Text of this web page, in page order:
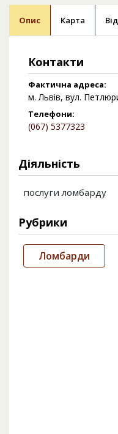
Опис Карта
Контакти
Фактична адреса:
м. Львів, вул.
Телефони:
(067) 5377323
Діяльність
послуги ломбарду
Рубрики
Ломбарди